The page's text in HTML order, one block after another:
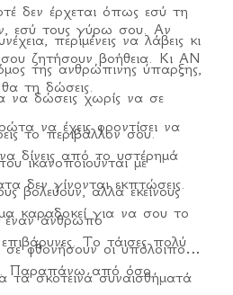
δεν έρχεται όπως εσύ τη
περιμένεις να λάβεις κι
της ανθρώπινης ύπαρξης,
να δώσεις χωρίς να σε
να έχεις φροντίσει να
δίνεις από το υστέρημά
δεν γίνονται εκπτώσεις.
καραδοκεί για να σου το
Το τάισες πολύ
Παραπάνω από όσο
εσύ τους γύρω σου. Αν
ζητήσουν βοήθεια. Κι ΑΝ
τη δώσεις.
το περιβάλλον σου.
ικανοποιούνται με
βολεύουν, αλλά εκείνους
έναν άνθρωπο
φθονήσουν οι υπόλοιποι.
τα σκοτεινά συναισθήματά